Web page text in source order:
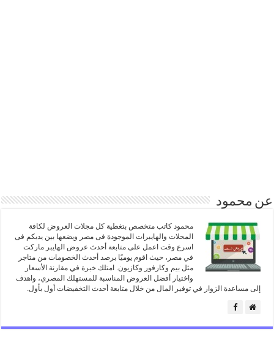
عن محمود
محمود كاتب متخصص بتغطية كل مجلات العروض لكافة
المحلات والهايبرات الموجودة فى مصر ويضعها بين يديكم فى
اسرع وقت اعمل على متابعة أحدث عروض الهايبر ماركت
في مصر، حيث اقوم يوميًا برصد أحدث الخصومات من متاجر
مثل بيم وكارفور وكازيون. امتلك خبرة في مقارنة الأسعار
واختيار أفضل العروض المناسبة للمستهلك المصري، واهدف
إلى مساعدة الزوار في توفير المال من خلال متابعة أحدث التخفيضات أول بأول.